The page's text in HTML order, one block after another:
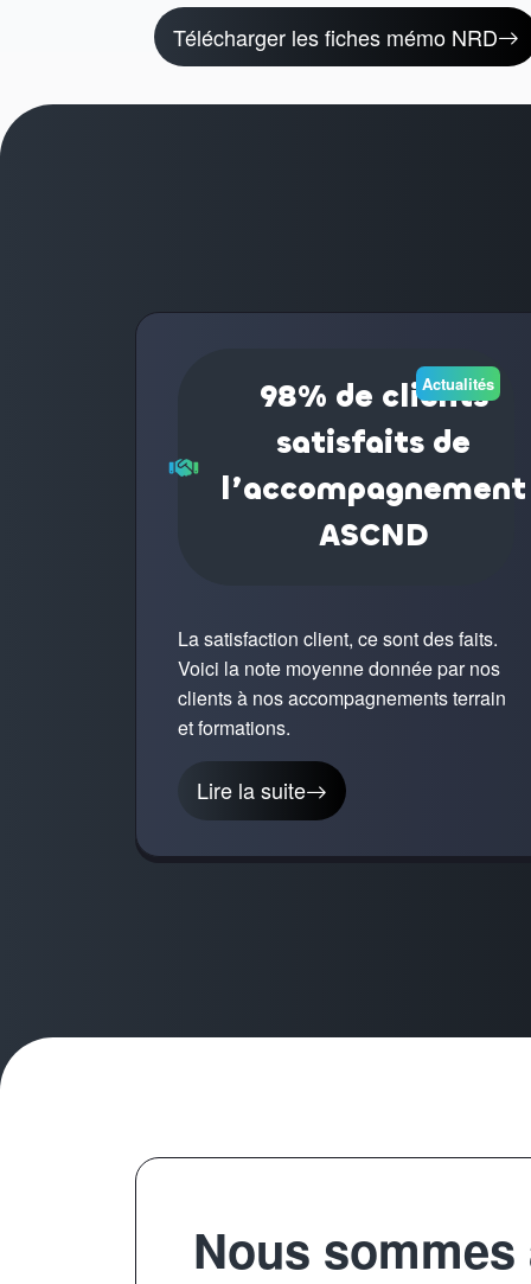
Télécharger les fiches mémo NRD
Actualités
98% de clients
satisfaits de
l’accompagnement
ASCND
La satisfaction client, ce sont des faits.
Voici la note moyenne donnée par nos
clients à nos accompagnements terrain
et formations.
Lire la suite
Nous